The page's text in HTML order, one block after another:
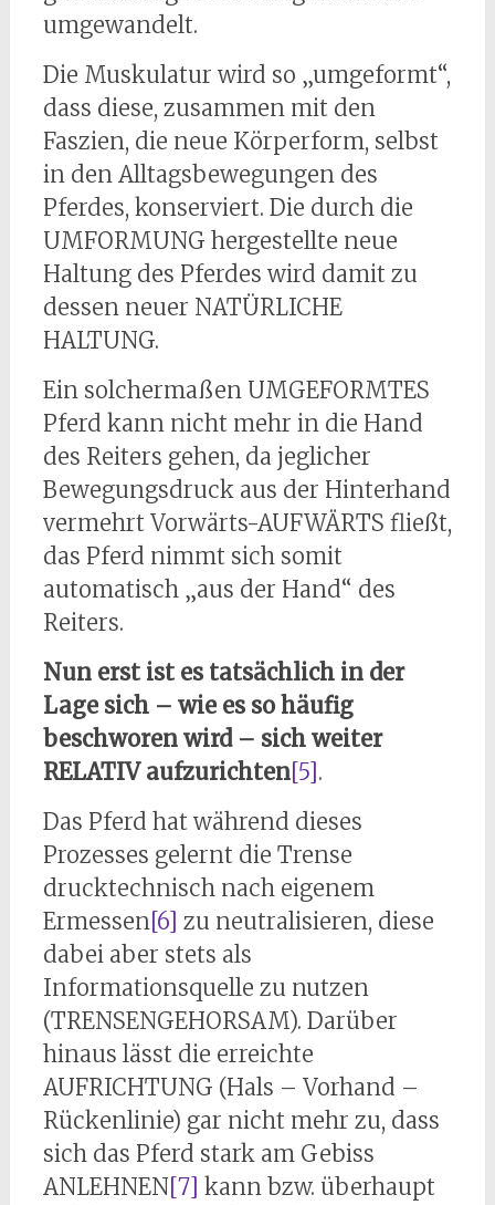
umgewandelt.
Die Muskulatur wird so „umgeformt“,
dass diese, zusammen mit den
Faszien, die neue Körperform, selbst
in den Alltagsbewegungen des
Pferdes, konserviert. Die durch die
UMFORMUNG hergestellte neue
Haltung des Pferdes wird damit zu
dessen neuer NATÜRLICHE
HALTUNG.
Ein solchermaßen UMGEFORMTES
Pferd kann nicht mehr in die Hand
des Reiters gehen, da jeglicher
Bewegungsdruck aus der Hinterhand
vermehrt Vorwärts-AUFWÄRTS fließt,
das Pferd nimmt sich somit
automatisch „aus der Hand“ des
Reiters.
Nun erst ist es tatsächlich in der
Lage sich – wie es so häufig
beschworen wird – sich weiter
RELATIV aufzurichten[5].
Das Pferd hat während dieses
Prozesses gelernt die Trense
drucktechnisch nach eigenem
Ermessen[6] zu neutralisieren, diese
dabei aber stets als
Informationsquelle zu nutzen
(TRENSENGEHORSAM). Darüber
hinaus lässt die erreichte
AUFRICHTUNG (Hals – Vorhand –
Rückenlinie) gar nicht mehr zu, dass
sich das Pferd stark am Gebiss
ANLEHNEN[7] kann bzw. überhaupt